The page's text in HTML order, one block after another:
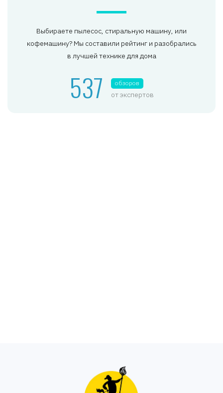
Выбираете пылесос, стиральную машину, или
кофемашину? Мы составили рейтинг и разобрались
в лучшей технике для дома
537 обзоров
от экспертов